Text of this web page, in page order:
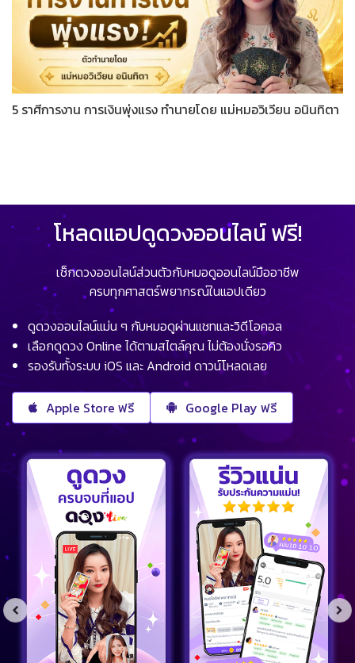
5 ราศีการงาน การเงินพุ่งแรง ทำนายโดย แม่หมอวิเวียน อนินทิตา
โหลดแอปดูดวงออนไลน์ ฟรี!
เช็กดวงออนไลน์ส่วนตัวกับหมอดูออนไลน์มืออาชีพ
ครบทุกศาสตร์พยากรณ์ในแอปเดียว
ดูดวงออนไลน์แม่น ๆ กับหมอดูผ่านแชทและวิดีโอคอล
เลือกดูดวง Online ได้ตามสไตล์คุณ ไม่ต้องนั่งรอคิว
รองรับทั้งระบบ iOS และ Android ดาวน์โหลดเลย
Apple Store ฟรี Google Play ฟรี